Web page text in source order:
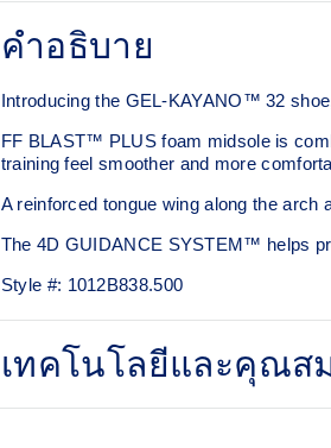
คำอธิบาย
Introducing the GEL-KAYANO™ 32
FF BLAST™ PLUS foam midsole is
training feel smoother and more
A reinforced tongue wing along the arch
The 4D GUIDANCE SYSTEM™ helps
Style #: 1012B838.500
เทคโนโลยีและคุณส